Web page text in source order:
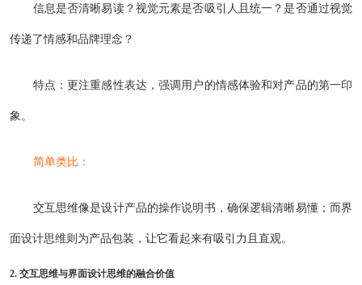
信息是否清晰易读？视觉元素是否吸引人且统一？是否通过视觉
传递了情感和品牌理念？
特点：更注重感性表达，强调用户的情感体验和对产品的第一印
象。
简单类比：
交互思维像是设计产品的操作说明书，确保逻辑清晰易懂；而界
面设计思维则为产品包装，让它看起来有吸引力且直观。
2. 交互思维与界面设计思维的融合价值